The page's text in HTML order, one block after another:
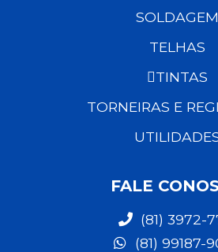
SOLDAGEM
TELHAS
TINTAS
TORNEIRAS E
FALE
(81) 3972-
(81) 99187-